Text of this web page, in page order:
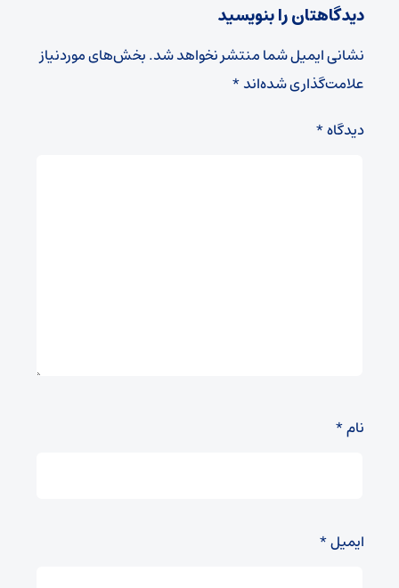
دیدگاهتان را بنویسید
نشانی ایمیل شما منتشر نخواهد شد.بخش‌های موردنیاز
علامت‌گذاری شده‌اند*
دیدگاه*
نام*
ایمیل*